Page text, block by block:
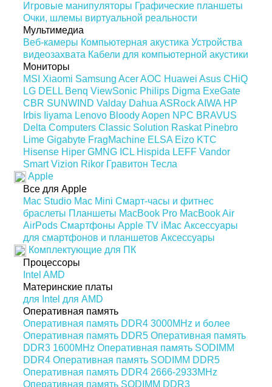
Игровые манипуляторы Графические планшеты
Очки, шлемы виртуальной реальности
Мультимедиа
Веб-камеры Компьютерная акустика Устройства
видеозахвата Кабели для компьютерной акустики
Мониторы
MSI Xiaomi Samsung AcerAOC Huawei Asus CHiQ
LG DELL Benq ViewSonic Philips Digma ExeGate
CBR SUNWIND Valday Dahua ASRockAIWA HP
Irbis Iiyama Lenovo BloodyAopen NPC BRAVUS
Delta Computers Classic Solution Raskat Pinebro
Lime Gigabyte FragMachine ELSA Eizo KTC
Hisense Hiper GMNG ICL Hispida LEFF Vandor
Smart Vizion Rikor Гравитон Тесла
Apple
Все для Apple
Mac Studio Mac Mini Смарт-часы и фитнес
браслеты Планшеты MacBook Pro MacBook Air
AirPods Смартфоны Apple TV iMac Аксессуары
для смартфонов и планшетов Аксессуары
Комплектующие для ПК
Процессоры
Intel AMD
Материнские платы
для Intel для AMD
Оперативная память
Оперативная память DDR4 3000MHz и более
Оперативная память DDR5 Оперативная память
DDR3 1600MHz Оперативная память SODIMM
DDR4 Оперативная память SODIMM DDR5
Оперативная память DDR4 2666-2933MHz
Оперативная память SODIMM DDR3